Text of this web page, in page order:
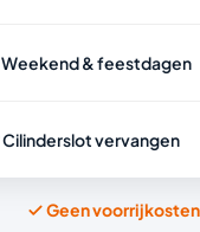
Weekend & feestdagen
Cilinderslot vervangen
Geen voorrijkosten